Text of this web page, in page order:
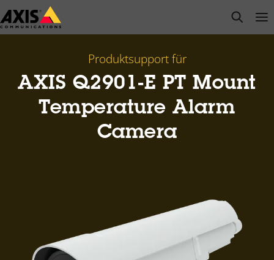
Zum
Hauptinhalt
open
Produktsupport für
AXIS Q2901-E PT Mount
Temperature Alarm
Camera